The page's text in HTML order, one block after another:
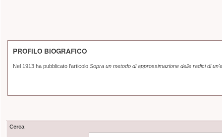
PROFILO BIOGRAFICO
Nel 1913 ha pubblicato l'articoloSopra un metodo di approssimazione delle radici di
Cerca